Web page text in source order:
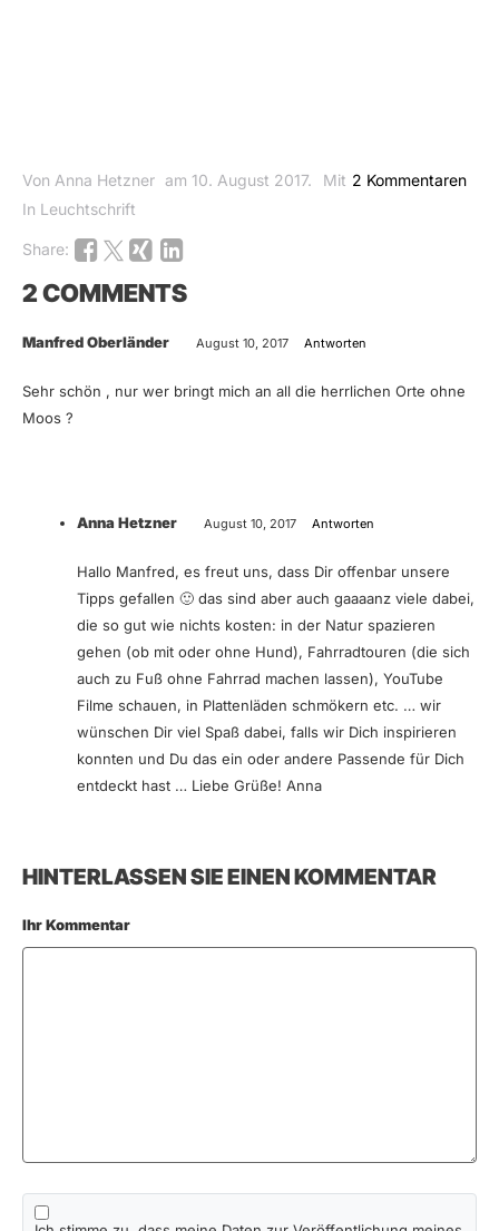
Von Anna Hetzner am 10. August 2017. Mit 2 Kommentaren
In Leuchtschrift
Share:
2 COMMENTS
Manfred Oberländer August 10, 2017 Antworten
Sehr schön , nur wer bringt mich an all die herrlichen Orte ohne
Moos ?
Anna Hetzner August 10, 2017 Antworten
Hallo Manfred, es freut uns, dass Dir offenbar unsere
Tipps gefallen 🙂 das sind aber auch gaaaanz viele dabei,
die so gut wie nichts kosten: in der Natur spazieren
gehen (ob mit oder ohne Hund), Fahrradtouren (die sich
auch zu Fuß ohne Fahrrad machen lassen), YouTube
Filme schauen, in Plattenläden schmökern etc. … wir
wünschen Dir viel Spaß dabei, falls wir Dich inspirieren
konnten und Du das ein oder andere Passende für Dich
entdeckt hast … Liebe Grüße! Anna
HINTERLASSEN SIE EINEN KOMMENTAR
Ihr Kommentar